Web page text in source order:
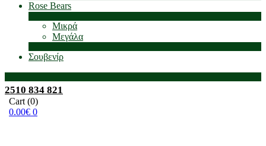
Rose Βears
Μικρά
Μεγάλα
Σουβενίρ
2510 834 821
Cart (0)
0.00€ 0